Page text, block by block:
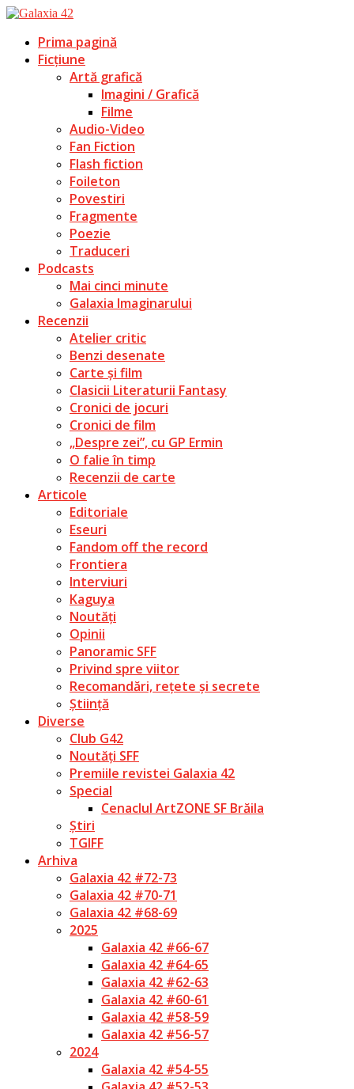
Prima pagină
Ficțiune
Artă grafică
Imagini / Grafică
Filme
Audio-Video
Fan Fiction
Flash fiction
Foileton
Povestiri
Fragmente
Poezie
Traduceri
Podcasts
Mai cinci minute
Galaxia Imaginarului
Recenzii
Atelier critic
Benzi desenate
Carte și film
Clasicii Literaturii Fantasy
Cronici de jocuri
Cronici de film
„Despre zei”, cu GP Ermin
O falie în timp
Recenzii de carte
Articole
Editoriale
Eseuri
Fandom off the record
Frontiera
Interviuri
Kaguya
Noutăți
Opinii
Panoramic SFF
Privind spre viitor
Recomandări, rețete și secrete
Știință
Diverse
Club G42
Noutăți SFF
Premiile revistei Galaxia 42
Special
Cenaclul ArtZONE SF Brăila
Știri
TGIFF
Arhiva
Galaxia 42 #72-73
Galaxia 42 #70-71
Galaxia 42 #68-69
2025
Galaxia 42 #66-67
Galaxia 42 #64-65
Galaxia 42 #62-63
Galaxia 42 #60-61
Galaxia 42 #58-59
Galaxia 42 #56-57
2024
Galaxia 42 #54-55